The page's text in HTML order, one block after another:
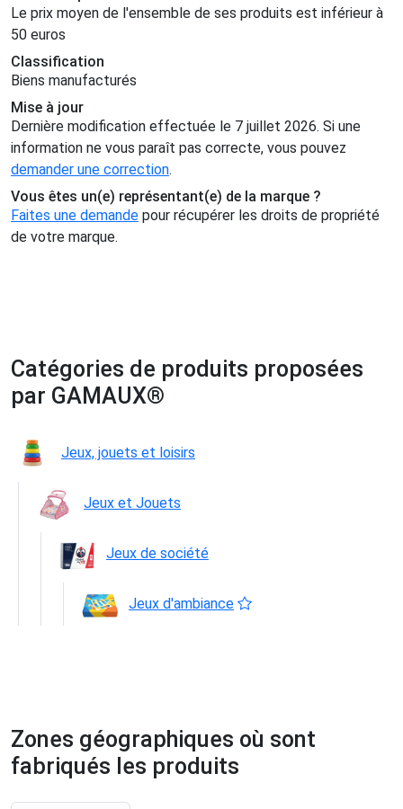
Le prix moyen de l'ensemble de ses produits est inférieur à
50 euros
Classification
Biens manufacturés
Mise à jour
Dernière modification effectuée le 7 juillet 2026. Si une
information ne vous paraît pas correcte, vous pouvez
demander une correction.
Vous êtes un(e) représentant(e) de la marque ?
Faites une demande pour récupérer les droits de propriété
de votre marque.
Catégories de produits proposées
par GAMAUX®
Jeux, jouets et loisirs
Jeux et Jouets
Jeux de société
Jeux d'ambiance
Zones géographiques où sont
fabriqués les produits